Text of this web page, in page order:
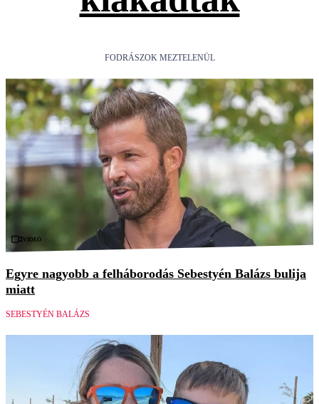
FODRÁSZOK MEZTELENÜL
Videó
Egyre nagyobb a felháborodás Sebestyén Balázs bulija
miatt
SEBESTYÉN BALÁZS